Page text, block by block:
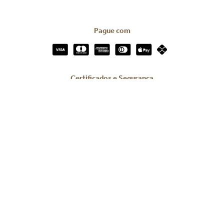
Pague com
Certificados e Segurança